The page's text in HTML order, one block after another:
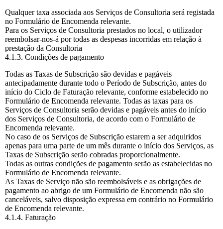
Qualquer taxa associada aos Serviços de Consultoria será registada
no Formulário de Encomenda relevante.
Para os Serviços de Consultoria prestados no local, o utilizador
reembolsar-nos-á por todas as despesas incorridas em relação à
prestação da Consultoria
4.1.3. Condições de pagamento
Todas as Taxas de Subscrição são devidas e pagáveis
antecipadamente durante todo o Período de Subscrição, antes do
início do Ciclo de Faturação relevante, conforme estabelecido no
Formulário de Encomenda relevante. Todas as taxas para os
Serviços de Consultoria serão devidas e pagáveis antes do início
dos Serviços de Consultoria, de acordo com o Formulário de
Encomenda relevante.
No caso de os Serviços de Subscrição estarem a ser adquiridos
apenas para uma parte de um mês durante o início dos Serviços, as
Taxas de Subscrição serão cobradas proporcionalmente.
Todas as outras condições de pagamento serão as estabelecidas no
Formulário de Encomenda relevante.
As Taxas de Serviço não são reembolsáveis e as obrigações de
pagamento ao abrigo de um Formulário de Encomenda não são
canceláveis, salvo disposição expressa em contrário no Formulário
de Encomenda relevante.
4.1.4. Faturação